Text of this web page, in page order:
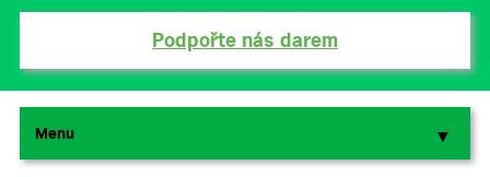
Podpořte nás darem
Menu ▼
▼